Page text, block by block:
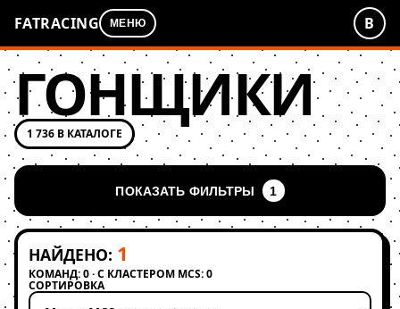
FATRACING МЕНЮ В
ГОНЩИКИ
1 736 В КАТАЛОГЕ
ПОКАЗАТЬ ФИЛЬТРЫ 1
НАЙДЕНО: 1
КОМАНД: 0 · С КЛАСТЕРОМ MCS: 0
СОРТИРОВКА
Применить сортировку